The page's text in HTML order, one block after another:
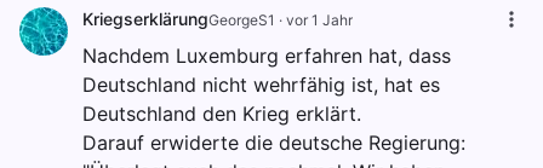
KriegserklärungGeorgeS1 · vor 1 Jahr
Nachdem Luxemburg erfahren hat, dass
Deutschland nicht wehrfähig ist, hat es
Deutschland den Krieg erklärt.
Darauf erwiderte die deutsche Regierung: